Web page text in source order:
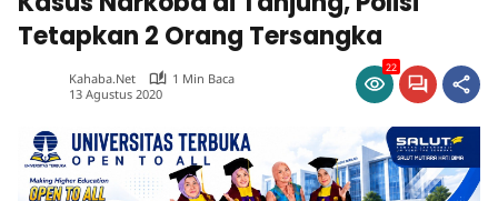
Tetapkan 2 Orang Tersangka
Kahaba.net
1 Min Baca
13 Agustus 2020
22